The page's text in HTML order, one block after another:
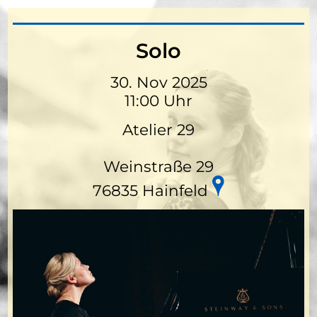
Solo
30. Nov 2025
11:00 Uhr
Atelier 29
Weinstraße 29
76835 Hainfeld